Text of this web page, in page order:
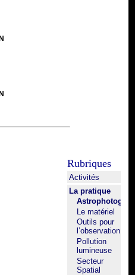
Rubriques
Activités
La pratique
Le matériel
Outils pour
l’observation
Pollution
lumineuse
Secteur
Spatial